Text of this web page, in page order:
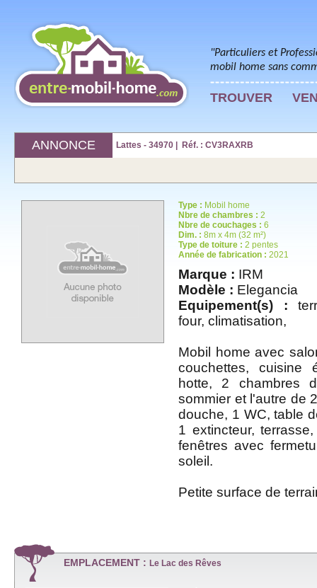
"Particuliers et
mobil home sans
TROUVER
ANNONCE Lattes - 34970 | Réf. : CV3RAXRB
Type : Mobil home
Nbre de chambres : 2
Nbre de couchages : 6
Dim. : 8m x 4m (32 m²)
Type de toiture : 2 pentes
Année de fabrication : 2021
Marque : IRM
Modèle : Elegancia
Equipement(s) :
four, climatisation,
Mobil home avec
couchettes, cuisine
hotte, 2 chambres
sommier et l'autre de
douche, 1 WC, table
1 extincteur,
fenêtres avec
soleil.
Petite surface de
EMPLACEMENT : Le Lac des Rêves